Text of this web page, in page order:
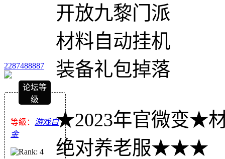
2287488887
论坛等
级
等級： 游戏白
金
开放九黎门派
材料自动挂机
装备礼包掉落
★2023年官微变★
绝对养老服★★★